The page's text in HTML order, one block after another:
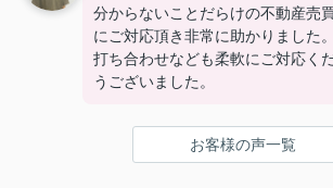
分からないことだらけの不動産売
にご対応頂き非常に助かりました
打ち合わせなども柔軟にご対応く
うございました。
お客様の声一覧